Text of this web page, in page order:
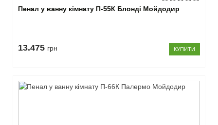
Пенал у ванну кімнату П-55К Блонді Мойдодир
13.475 грн КУПИТИ